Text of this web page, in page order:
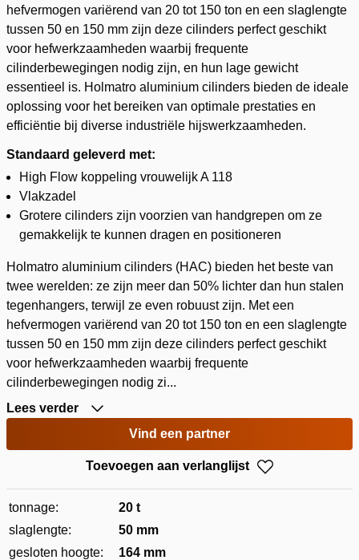
hefvermogen variërend van 20 tot 150 ton en een slaglengte
tussen 50 en 150 mm zijn deze cilinders perfect geschikt
voor hefwerkzaamheden waarbij frequente
cilinderbewegingen nodig zijn, en hun lage gewicht
essentieel is. Holmatro aluminium cilinders bieden de ideale
oplossing voor het bereiken van optimale prestaties en
efficiëntie bij diverse industriële hijswerkzaamheden.
Standaard geleverd met:
High Flow koppeling vrouwelijk A 118
Vlakzadel
Grotere cilinders zijn voorzien van handgrepen om ze
gemakkelijk te kunnen dragen en positioneren
Holmatro aluminium cilinders (HAC) bieden het beste van
twee werelden: ze zijn meer dan 50% lichter dan hun stalen
tegenhangers, terwijl ze even robuust zijn. Met een
hefvermogen variërend van 20 tot 150 ton en een slaglengte
tussen 50 en 150 mm zijn deze cilinders perfect geschikt
voor hefwerkzaamheden waarbij frequente
cilinderbewegingen nodig zi...
Lees verder
Vind een partner
Toevoegen aan verlanglijst
tonnage:
20 t
slaglengte:
50 mm
gesloten hoogte:
164 mm